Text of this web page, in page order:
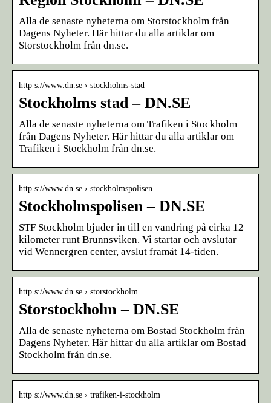
Alla de senaste nyheterna om Storstockholm från
Dagens Nyheter. Här hittar du alla artiklar om
Storstockholm från dn.se.
http s://www.dn.se › stockholms-stad
Stockholms stad – DN.SE
Alla de senaste nyheterna om Trafiken i Stockholm
från Dagens Nyheter. Här hittar du alla artiklar om
Trafiken i Stockholm från dn.se.
http s://www.dn.se › stockholmspolisen
Stockholmspolisen – DN.SE
STF Stockholm bjuder in till en vandring på cirka 12
kilometer runt Brunnsviken. Vi startar och avslutar
vid Wennergren center, avslut framåt 14-tiden.
http s://www.dn.se › storstockholm
Storstockholm – DN.SE
Alla de senaste nyheterna om Bostad Stockholm från
Dagens Nyheter. Här hittar du alla artiklar om Bostad
Stockholm från dn.se.
http s://www.dn.se › trafiken-i-stockholm